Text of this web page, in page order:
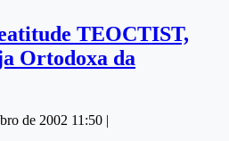
TEOCTIST,
Ortodoxa da
de 2002 11:50 |